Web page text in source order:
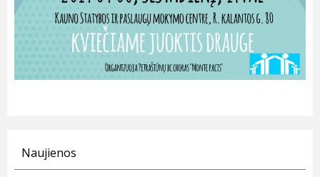
Naujienos